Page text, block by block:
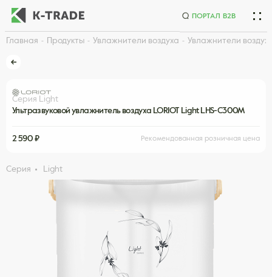
ПОРТАЛ B2B
Главная Продукты Увлажнители воздуха Увлажнители
Серия Light
Ультразвуковой увлажнитель воздуха LORIOT Light LHS-C300M
2 590 ₽ Рекомендованная розничная цена
Серия Light